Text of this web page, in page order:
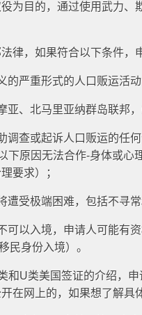
为目的，通过使用武力
律，如果符合以下条件，
的严重形式的人口贩运活动
亚、北马里亚纳群岛联邦
调查或起诉人口贩运的任
下原因无法合作-身体或
要求）；
遭受极端困难，包括不寻常
可以入境，申请人可能有
民身份入境）。
和U类美国签证的介绍，
在网上的，如果想了解具